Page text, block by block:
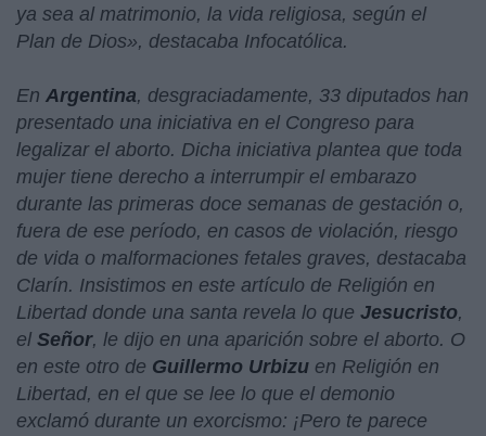
ya sea al matrimonio, la vida religiosa, según el
Plan de Dios», destacaba Infocatólica.
En Argentina, desgraciadamente, 33 diputados han
presentado una iniciativa en el Congreso para
legalizar el aborto. Dicha iniciativa plantea que toda
mujer tiene derecho a interrumpir el embarazo
durante las primeras doce semanas de gestación o,
fuera de ese período, en casos de violación, riesgo
de vida o malformaciones fetales graves, destacaba
Clarín. Insistimos en este artículo de Religión en
Libertad donde una santa revela lo que Jesucristo,
el Señor, le dijo en una aparición sobre el aborto. O
en este otro de Guillermo Urbizu en Religión en
Libertad, en el que se lee lo que el demonio
exclamó durante un exorcismo: ¡Pero te parece